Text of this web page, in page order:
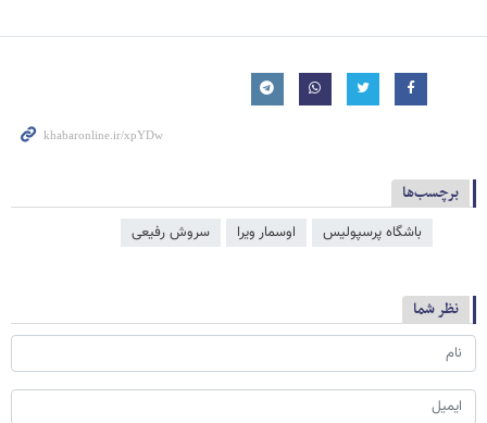
برچسب‌ها
باشگاه پرسپولیس اوسمار ویرا سروش رفیعی
نظر شما